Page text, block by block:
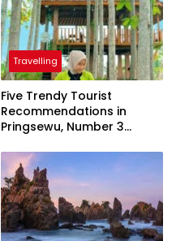
Travelling
Five Trendy Tourist
Recommendations in
Pringsewu, Number 3
President